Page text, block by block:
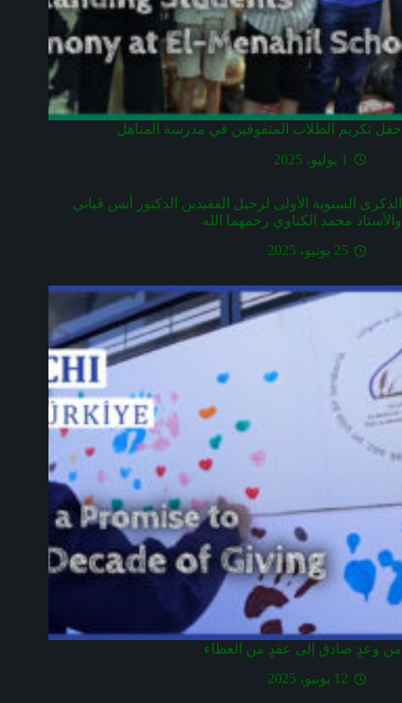
حفل تكريم الطلاب المتفوقين في مدرسة المناهل
1 يوليو، 2025
الذكرى السنوية الأولى لرحيل الفقيدين الدكتور أنس قباني
والأستاذ محمد الكناوي رحمهما الله
25 يونيو، 2025
من وعدٍ صادق إلى عقدٍ من العطاء
12 يونيو، 2025